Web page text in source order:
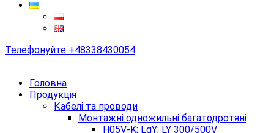
Телефонуйте +48338430054
Головна
Продукція
Кабелі та проводи
Монтажні одножильні багатодротяні
H05V-K; LgY; LY 300/500V